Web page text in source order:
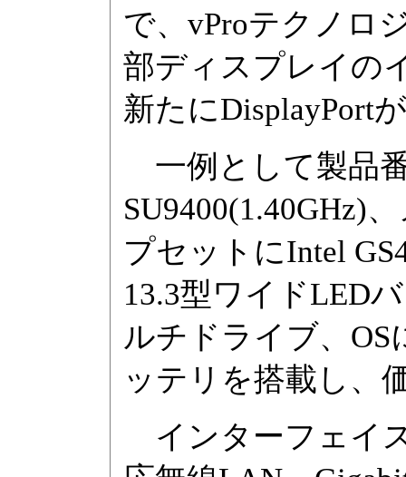
で、vProテクノロ
部ディスプレイの
新たにDisplayPort
一例として製品番
SU9400(1.40GHz)
プセットにIntel
13.3型ワイドLED
ルチドライブ、OS
ッテリを搭載し、
インターフェイス